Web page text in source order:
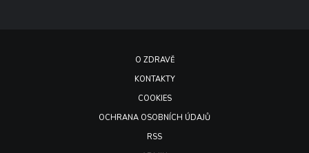
O ZDRAVĚ
KONTAKTY
COOKIES
OCHRANA OSOBNÍCH ÚDAJŮ
RSS